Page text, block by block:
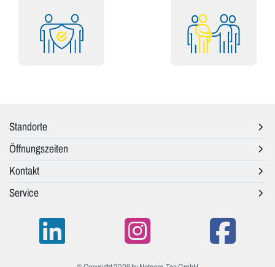
Standorte
Öffnungszeiten
Kontakt
Service